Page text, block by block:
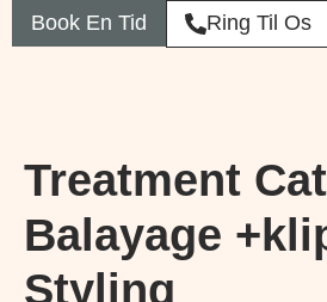
Book En Tid Ring Til Os
Treatment
Balayage
Styling